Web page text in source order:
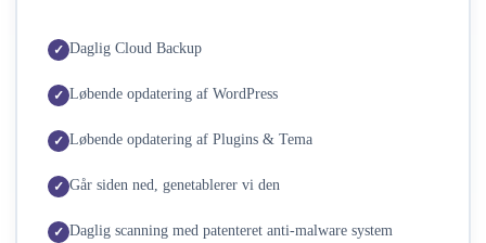
Daglig Cloud Backup
Løbende opdatering af WordPress
Løbende opdatering af Plugins & Tema
Går siden ned, genetablerer vi den
Daglig scanning med patenteret anti-malware system